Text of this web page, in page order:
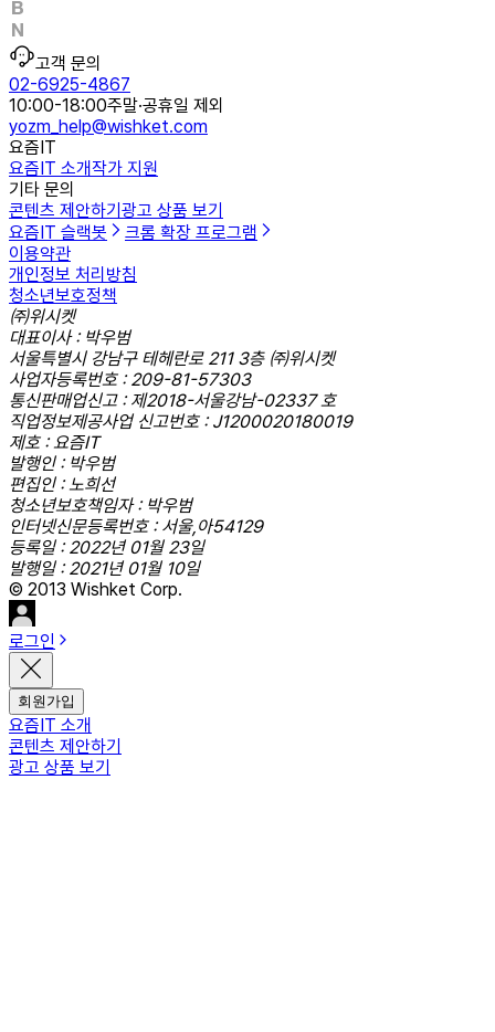
고객 문의
02-6925-4867
10:00-18:00주말·공휴일 제외
yozm_help@wishket.com
요즘IT
요즘IT 소개작가 지원
기타 문의
콘텐츠 제안하기광고 상품 보기
요즘IT 슬랙봇
크롬 확장 프로그램
이용약관
개인정보 처리방침
청소년보호정책
㈜위시켓
대표이사 : 박우범
서울특별시 강남구 테헤란로 211 3층 ㈜위시켓
사업자등록번호 : 209-81-57303
통신판매업신고 : 제2018-서울강남-02337 호
직업정보제공사업 신고번호 : J1200020180019
제호 : 요즘IT
발행인 : 박우범
편집인 : 노희선
청소년보호책임자 : 박우범
인터넷신문등록번호 : 서울,아54129
등록일 : 2022년 01월 23일
발행일 : 2021년 01월 10일
© 2013 Wishket Corp.
로그인
회원가입
요즘IT 소개
콘텐츠 제안하기
광고 상품 보기